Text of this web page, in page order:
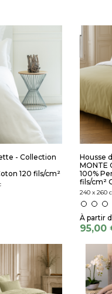
- Collection
120 fils/cm²
Housse
MONTE
100%
fils/cm²
240 x 260
95,00